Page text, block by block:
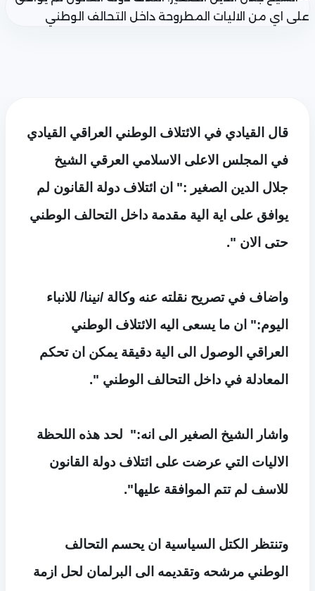
قال القيادي في الائتلاف الوطني العراقي القيادي
في المجلس الاعلى الاسلامي العرقي الشيخ
جلال الدين الصغير :" ان ائتلاف دولة القانون لم
يوافق على اية الية مقدمة داخل التحالف الوطني
حتى الان ".
واضاف في تصريح نقلته عنه وكالة /نينا/ للانباء
اليوم:" ان ما يسعى اليه الائتلاف الوطني
العراقي الوصول الى الية دقيقة يمكن ان تحكم
المعادلة في داخل التحالف الوطني ".
واشار الشيخ الصغير الى انه:" لحد هذه اللحظة
الاليات التي عرضت على ائتلاف دولة القانون
للاسف لم تتم الموافقة عليها".
وتنتظر الكتل السياسية ان يحسم التحالف
الوطني مرشحه وتقديمه الى البرلمان لحل ازمة